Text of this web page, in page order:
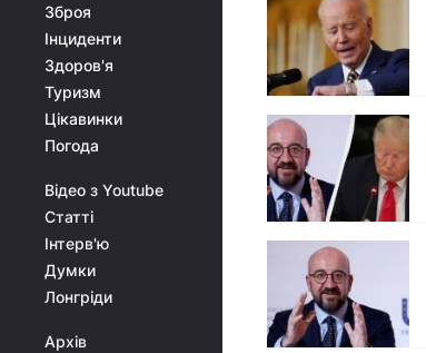
Зброя
Інциденти
Здоров'я
Туризм
Цікавинки
Погода
Відео з Youtube
Статті
Інтерв'ю
Думки
Лонгріди
Архів